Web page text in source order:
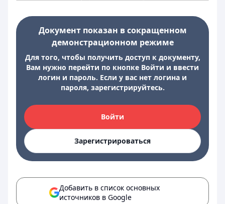
Документ показан в сокращенном
демонстрационном режиме
Для того, чтобы получить доступ к документу,
Вам нужно перейти по кнопке Войти и ввести
логин и пароль. Если у вас нет логина и
пароля, зарегистрируйтесь.
Войти
Зарегистрироваться
Добавить в список основных
источников в Google